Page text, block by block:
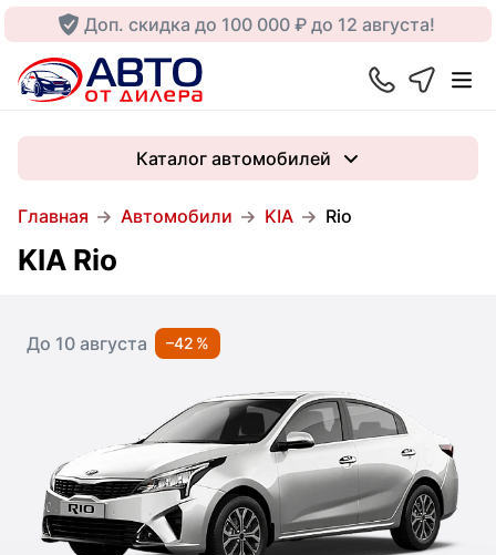
Доп. скидка до 100 000 ₽ до 12 августа!
Главная Автомобили KIA Rio
Каталог автомобилей
KIA Rio
До 10 августа –42 %